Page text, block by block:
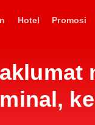
Hotel Promosi